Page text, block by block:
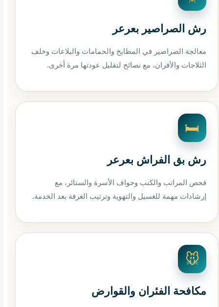
رش الصراصير بعرعر
معالجة الصراصير في المطابخ والحمامات والبلاعات وخلف
الثلاجات والأفران، مع نصائح لتقليل عودتها مرة أخرى.
🛏️
رش بق الفراش بعرعر
فحص المراتب والكنب وحواف الأسرة والستائر، مع
إرشادات مهمة للغسيل والتهوية وترتيب الغرفة بعد الخدمة.
🐭
مكافحة الفئران والقوارض